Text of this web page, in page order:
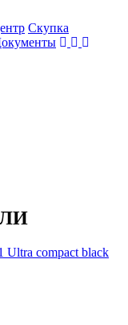
Cкупка
compact black